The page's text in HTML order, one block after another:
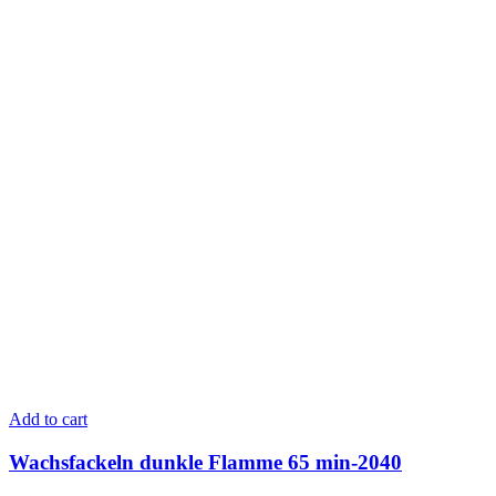
Add to cart
Wachsfackeln dunkle Flamme 65 min-2040